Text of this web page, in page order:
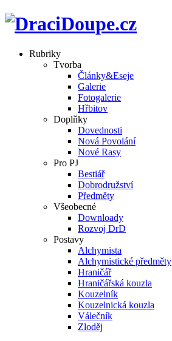
Rubriky
Tvorba
Články&Eseje
Galerie
Fotogalerie
Hřbitov
Doplňky
Dovednosti
Nová Povolání
Nové Rasy
Pro PJ
Bestiář
Dobrodružství
Předměty
Všeobecné
Downloady
Rozvoj DrD
Postavy
Alchymista
Alchymistické předměty
Hraničář
Hraničářská kouzla
Kouzelník
Kouzelnická kouzla
Válečník
Zloděj